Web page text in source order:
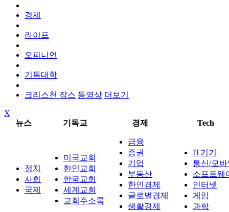
경제
라이프
오피니언
기독대학
크리스천 잡스 동영상 더보기
X
뉴스
기독교 경제 Tech
정치
사회
국제
미국교회
한인교회
한국교회
세계교회
교회주소록
금융
증권
기업
부동산
한인경제
글로벌경제
생활경제
IT기기
통신/모
소프트웨
인터넷
게임
과학